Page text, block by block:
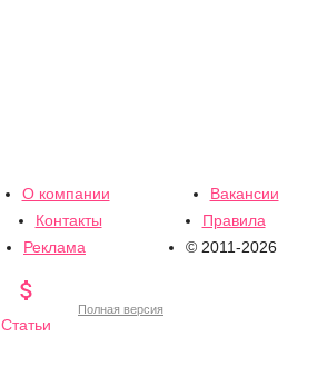
О компании
Вакансии
Контакты
Правила
Реклама
© 2011-2026

Статьи
Полная версия